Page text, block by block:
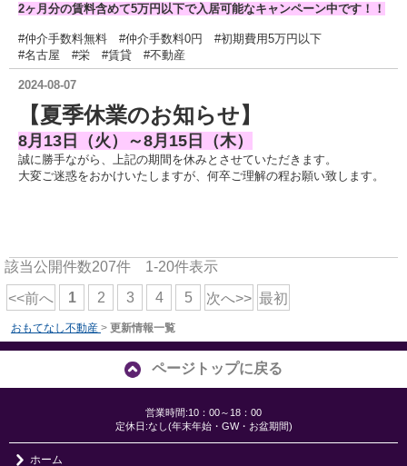
2ヶ月分の賃料含めて5万円以下で入居可能なキャンペーン中です！！
#仲介手数料無料 #仲介手数料0円 #初期費用5万円以下
#名古屋 #栄 #賃貸 #不動産
2024-08-07
【夏季休業のお知らせ】
8月13日（火）～8月15日（木）
誠に勝手ながら、上記の期間を休みとさせていただきます。
大変ご迷惑をおかけいたしますが、何卒ご理解の程お願い致します。
該当公開件数207件 1-20件表示
<<前へ 1 2 3 4 5 次へ>> 最初
おもてなし不動産 > 更新情報一覧
ページトップに戻る
営業時間:10：00～18：00
定休日:なし(年末年始・GW・お盆期間)
ホーム